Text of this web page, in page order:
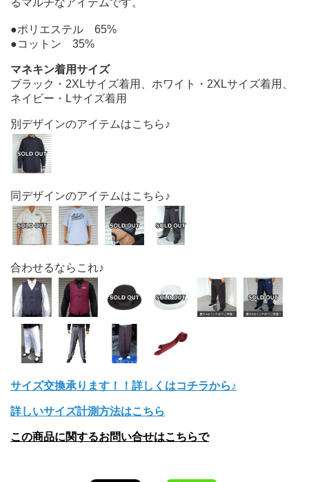
●ポリエステル 65%
●コットン 35%
マネキン着用サイズ
ブラック・2XLサイズ着用、ホワイト・2XLサイズ着用、
ネイビー・Lサイズ着用
別デザインのアイテムはこちら♪
同デザインのアイテムはこちら♪
合わせるならこれ♪
サイズ交換承ります！！詳しくはコチラから♪
詳しいサイズ計測方法はこちら
この商品に関するお問い合せはこちらで